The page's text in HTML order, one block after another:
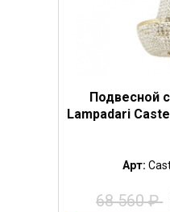
Подвесной
Lampadari
Арт:
68 560₽